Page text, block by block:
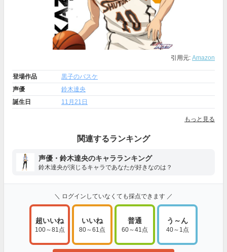
引用元: Amazon
登場作品
黒子のバスケ
声優
鈴木達央
誕生日
11月21日
もっと見る
関連するランキング
声優・鈴木達央のキャラランキング
鈴木達央が演じるキャラであなたが好きなのは？
＼ ログインしていなくても採点できます ／
超いいね
100～81点
いいね
80～61点
普通
60～41点
う～ん
40～1点